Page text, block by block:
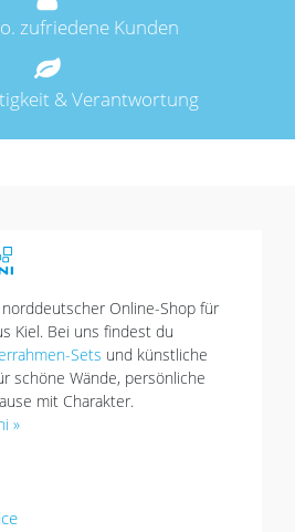
zufriedene Kunden
& Verantwortung
Online-Shop für
Kiel. Bei uns findest du
Sets und künstliche
schöne Wände, persönliche
mit Charakter.
»